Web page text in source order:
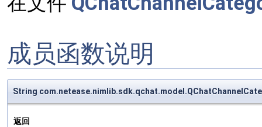
成员函数说明
String
返回